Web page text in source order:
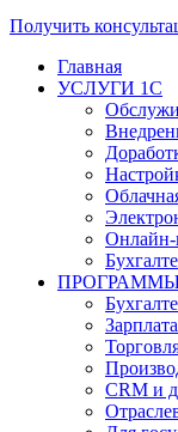
Получить
Главная
УСЛУГИ 1С
ПРОГРАММЫ
CRM и